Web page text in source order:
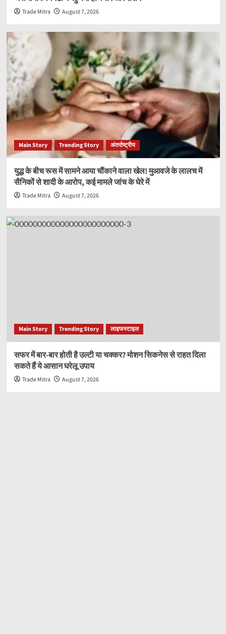
Trade Mitra August 7, 2026
Main Story Trending Story अंतर्राष्ट्रीय
युद्ध के बीच रूस में सामने आया चौंकाने वाला खेल! मुआवजे के लालच में
सैनिकों से शादी के आरोप, कई मामले जांच के घेरे में
Trade Mitra August 7, 2026
Main Story Trending Story लाइफस्टाइल
सफर में बार-बार होती है उल्टी या चक्कर? मोशन सिकनेस से राहत दिला
सकते हैं ये आसान घरेलू उपाय
Trade Mitra August 7, 2026